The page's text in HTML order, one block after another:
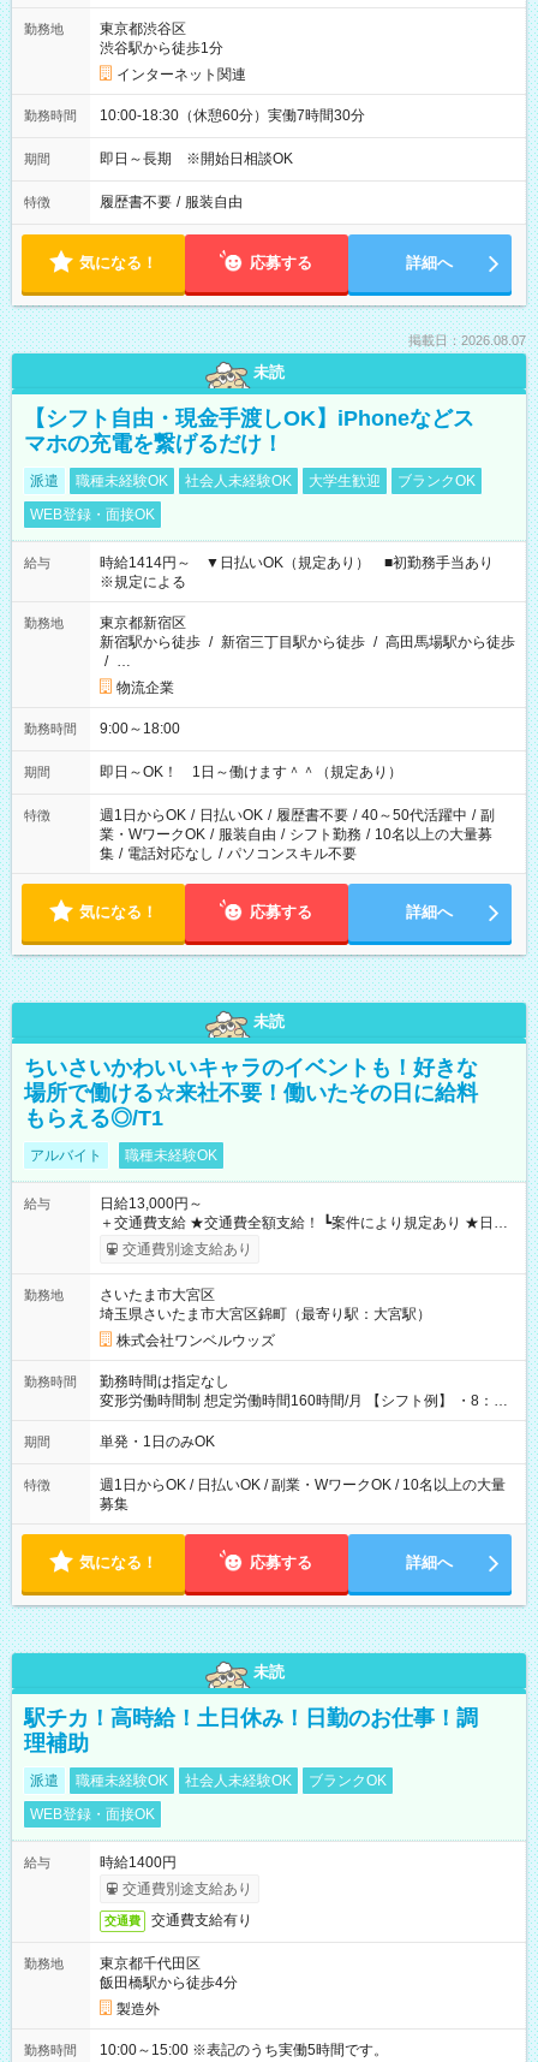
勤務地
東京都渋谷区
渋谷駅から徒歩1分
インターネット関連
勤務時間 10:00-18:30（休憩60分）実働7時間30分
期間 即日～長期 ※開始日相談OK
特徴 履歴書不要 / 服装自由
気になる！ 応募する 詳細へ
掲載日：2026.08.07
未読
【シフト自由・現金手渡しOK】iPhoneなどス
マホの充電を繋げるだけ！
派遣 職種未経験OK 社会人未経験OK 大学生歓迎
ブランクOK
WEB登録・面接OK
給与
時給1414円～ ▼日払いOK（規定あり） ■初勤務手当あり
※規定による
勤務地
東京都新宿区
新宿駅から徒歩 / 新宿三丁目駅から徒歩 / 高田馬場駅から徒歩
/ …
物流企業
勤務時間 9:00～18:00
期間 即日～OK！ 1日～働けます＾＾（規定あり）
特徴 週1日からOK / 日払いOK / 履歴書不要 / 40～50代活躍中 / 副
業・WワークOK / 服装自由 / シフト勤務 / 10名以上の大量募
集 / 電話対応なし / パソコンスキル不要
気になる！ 応募する 詳細へ
未読
ちいさいかわいいキャラのイベントも！好きな
場所で働ける☆来社不要！働いたその日に給料
もらえる◎/T1
アルバイト 職種未経験OK
給与
日給13,000円～
＋交通費支給 ★交通費全額支給！ ┗案件により規定あり ★日払
いOK！（規定あり） ┗働いたその日に現金GET♪ お仕事後はコ
ンビニATMから 日払い分を引き落とせます！ 【試用期間】試
交通費別途支給あり
勤務地
さいたま市大宮区
埼玉県さいたま市大宮区錦町（最寄り駅：大宮駅）
株式会社ワンベルウッズ
勤務時間
勤務時間は指定なし
変形労働時間制 想定労働時間160時間/月 【シフト例】 ・8：00
～21：00
期間 単発・1日のみOK
特徴
週1日からOK / 日払いOK / 副業・WワークOK / 10名以上の大量
募集
気になる！ 応募する 詳細へ
未読
駅チカ！高時給！土日休み！日勤のお仕事！調
理補助
派遣 職種未経験OK 社会人未経験OK
ブランクOK
WEB登録・面接OK
給与
時給1400円
交通費別途支給あり
交通費 交通費支給有り
勤務地
東京都千代田区
飯田橋駅から徒歩4分
製造外
勤務時間 10:00～15:00 ※表記のうち実働5時間です。